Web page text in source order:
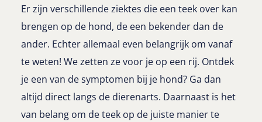
Er zijn verschillende ziektes die een teek over kan
brengen op de hond, de een bekender dan de
ander. Echter allemaal even belangrijk om vanaf
te weten! We zetten ze voor je op een rij. Ontdek
je een van de symptomen bij je hond? Ga dan
altijd direct langs de dierenarts. Daarnaast is het
van belang om de teek op de juiste manier te